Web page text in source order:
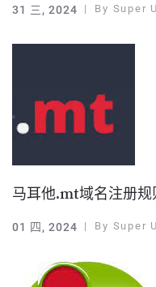
31 三, 2024 By Super
马耳他.mt域名注册规
01 四, 2024 By Super